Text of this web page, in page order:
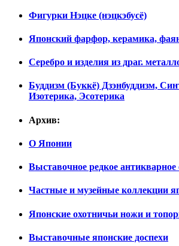
Фигурки Нэцке (нэцкэбусё)
Японский фарфор, керамика,
Серебро и изделия из драг.
Буддизм (Буккё) Дзэнбуддизм,
Изотерика, Эсотерика
Архив:
О Японии
Выставочное редкое
Частные и музейные коллекции
Японские охотничьи ножи и
Выставочные японские доспехи